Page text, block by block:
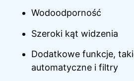
Wodoodporność
Szeroki kąt widzenia
Dodatkowe funkcje,
automatyczne i filtry